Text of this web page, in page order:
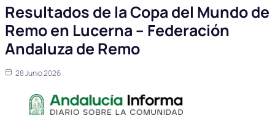
Resultados de la Copa del Mundo de
Remo en Lucerna – Federación
Andaluza de Remo
28 Junio 2026